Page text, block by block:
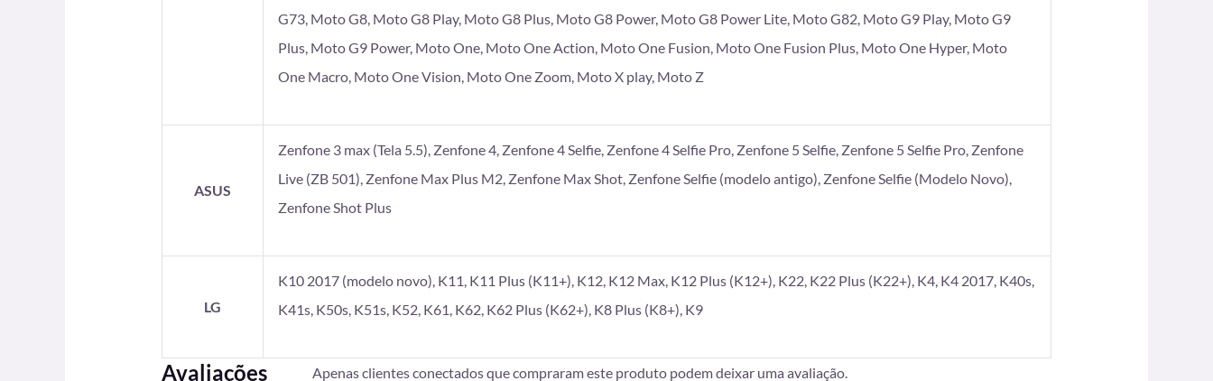
G73, Moto G8, Moto G8 Play, Moto G8 Plus, Moto G8 Power, Moto G8 Power Lite, Moto G82, Moto G9 Play, Moto G9
Plus, Moto G9 Power, Moto One, Moto One Action, Moto One Fusion, Moto One Fusion Plus, Moto One Hyper, Moto
One Macro, Moto One Vision, Moto One Zoom, Moto X play, Moto Z
ASUS
Zenfone 3 max (Tela 5.5), Zenfone 4, Zenfone 4 Selfie, Zenfone 4 Selfie Pro, Zenfone 5 Selfie, Zenfone 5 Selfie Pro, Zenfone
Live (ZB 501), Zenfone Max Plus M2, Zenfone Max Shot, Zenfone Selfie (modelo antigo), Zenfone Selfie (Modelo Novo),
Zenfone Shot Plus
LG
K10 2017 (modelo novo), K11, K11 Plus (K11+), K12, K12 Max, K12 Plus (K12+), K22, K22 Plus (K22+), K4, K4 2017, K40s,
K41s, K50s, K51s, K52, K61, K62, K62 Plus (K62+), K8 Plus (K8+), K9
Avaliações Apenas clientes conectados que compraram este produto podem deixar uma avaliação.